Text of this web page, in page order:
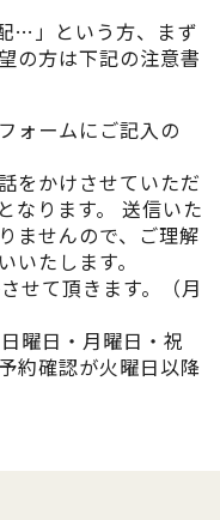
…」という方、まず
の方は下記の注意書
ォームにご記入の
をかけさせていただ
なります。 送信いた
ませんので、ご理解
いたします。
せて頂きます。（月
曜日・月曜日・祝
約確認が火曜日以降